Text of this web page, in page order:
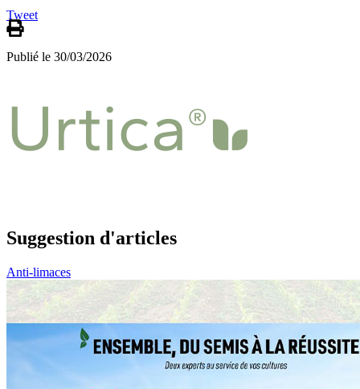
Tweet
Publié le 30/03/2026
Suggestion d'articles
Anti-limaces